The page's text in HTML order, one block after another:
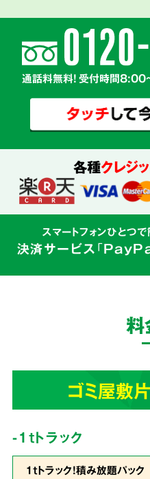
2
気持ちに寄
親切丁寧な
を心がけて
業界最安値
通話料無料! 受付時間8:00
各種クレジ
スマートフォンひとつ
決済サービス「
料
ゴミ屋敷
-1tトラック
1ｔトラック！積み放題パック